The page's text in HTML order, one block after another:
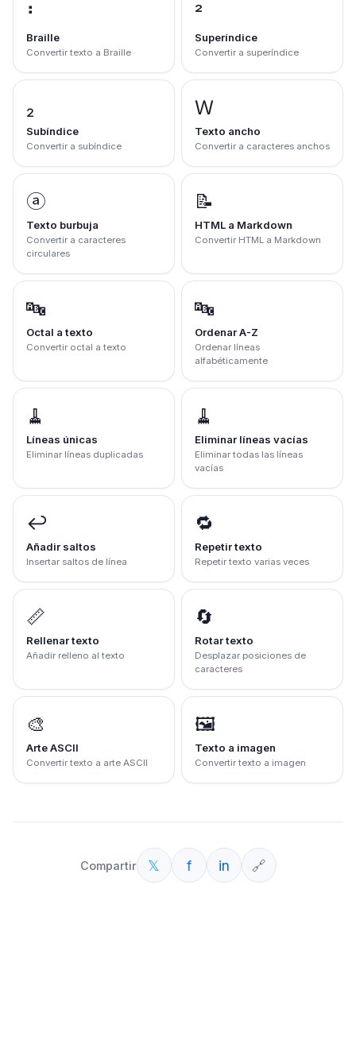
⠃
Braille
Convertir texto a Braille
²
Superíndice
Convertir a superíndice
₂
Subíndice
Convertir a subíndice
Ｗ
Texto ancho
Convertir a caracteres anchos
ⓐ
Texto burbuja
Convertir a caracteres
circulares
📝
HTML a Markdown
Convertir HTML a Markdown
🔤
Octal a texto
Convertir octal a texto
🔤
Ordenar A-Z
Ordenar líneas
alfabéticamente
🧹
Líneas únicas
Eliminar líneas duplicadas
🧹
Eliminar líneas vacías
Eliminar todas las líneas
vacías
↩️
Añadir saltos
Insertar saltos de línea
🔁
Repetir texto
Repetir texto varias veces
📏
Rellenar texto
Añadir relleno al texto
🔄
Rotar texto
Desplazar posiciones de
caracteres
🎨
Arte ASCII
Convertir texto a arte ASCII
🖼️
Texto a imagen
Convertir texto a imagen
Compartir 𝕏 f in 🔗